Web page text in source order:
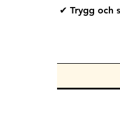
✔ Trygg och